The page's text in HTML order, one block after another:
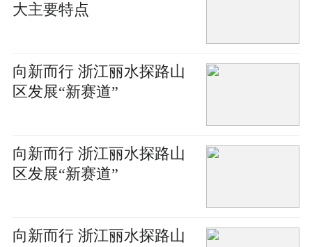
大主要特点
向新而行 浙江丽水探路山
区发展“新赛道”
向新而行 浙江丽水探路山
区发展“新赛道”
向新而行 浙江丽水探路山